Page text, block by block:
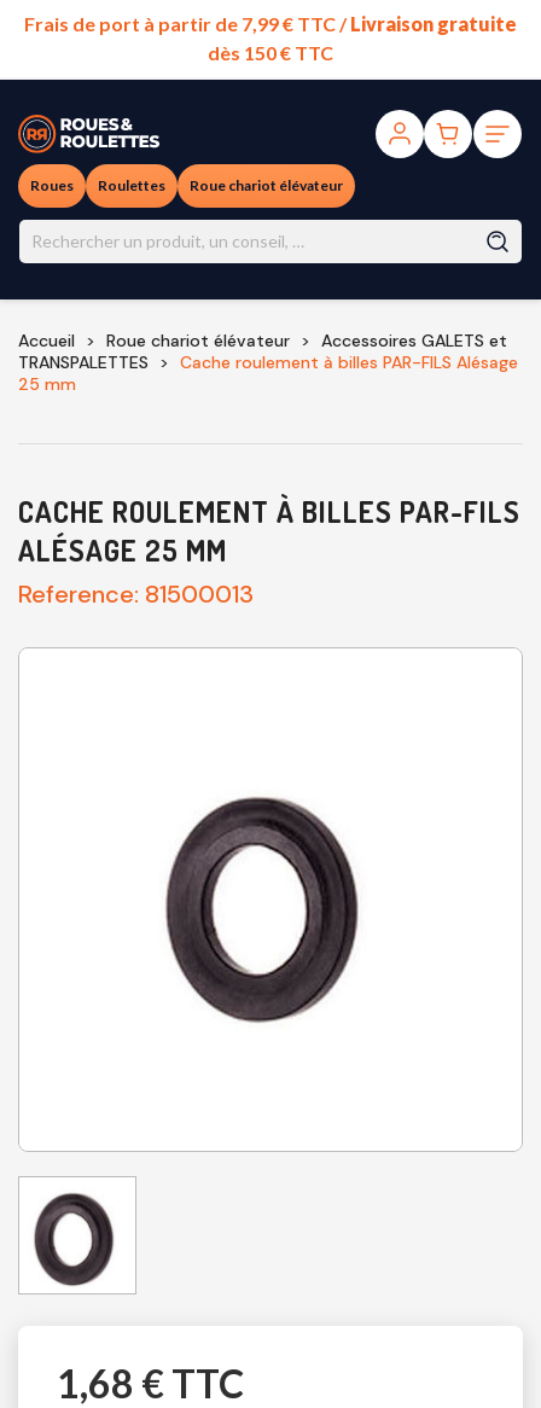
Frais de port à partir de 7,99 € TTC /Livraison gratuite
dès 150 € TTC
Roues Roulettes Roue chariot élévateur
Accueil Roue chariot élévateur
Accessoires GALETS et
TRANSPALETTES
Cache roulement à billes PAR-FILS Alésage
25 mm
CACHE ROULEMENT À BILLES PAR-FILS
ALÉSAGE 25 MM
Reference: 81500013
1,68 € TTC